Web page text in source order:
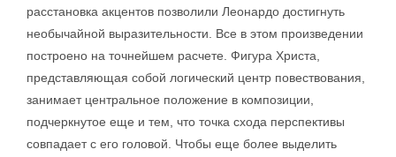
расстановка акцентов позволили Леонардо достигнуть
необычайной выразительности. Все в этом произведении
построено на точнейшем расчете. Фигура Христа,
представляющая собой логический центр повествования,
занимает центральное положение в композиции,
подчеркнутое еще и тем, что точка схода перспективы
совпадает с его головой. Чтобы еще более выделить